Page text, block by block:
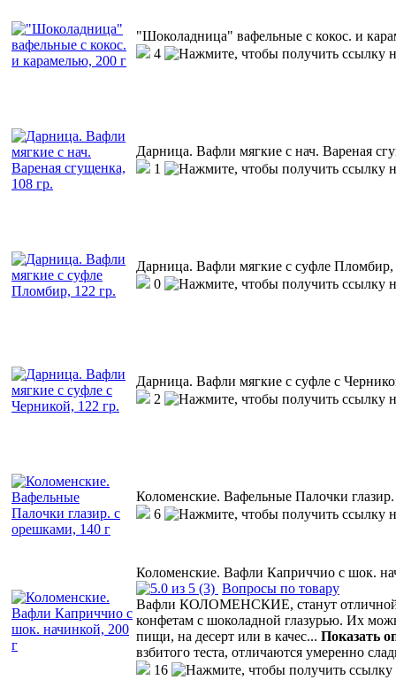
"Шоколадница" вафельные с кокос. и
4
Дарница. Вафли мягкие с нач. Вареная
1
Дарница. Вафли мягкие с суфле Пломбир,
0
Дарница. Вафли мягкие с суфле с
2
Коломенские. Вафельные Палочки
6
Коломенские. Вафли Каприччио с шок.
(3) Вопросы по товару
Вафли КОЛОМЕНСКИЕ, станут отличной
конфетам с шоколадной глазурью. Их
пищи, на десерт или в качес... Показать
взбитого теста, отличаются умеренно
16